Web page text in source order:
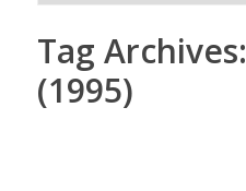
Tag Archives:
(1995)